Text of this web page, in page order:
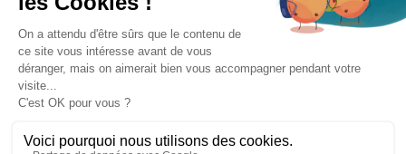
115€
S'INSCRIRE
DÉPARTEMENT